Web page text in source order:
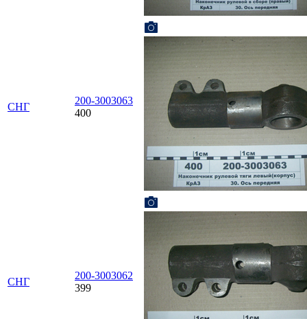
СНГ
200-3003063
400
СНГ
200-3003062
399